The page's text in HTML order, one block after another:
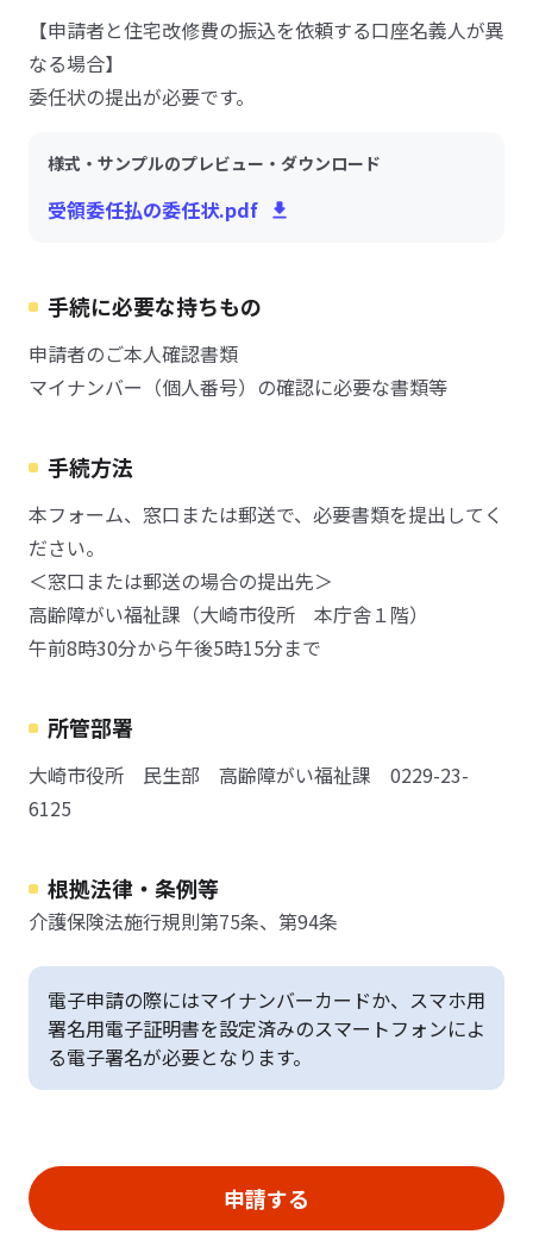
【申請者と住宅改修費の振込を依頼する口座名義人が異
なる場合】
委任状の提出が必要です。
様式・サンプルのプレビュー・ダウンロード
受領委任払の委任状.pdf
手続に必要な持ちもの
申請者のご本人確認書類
マイナンバー（個人番号）の確認に必要な書類等
手続方法
本フォーム、窓口または郵送で、必要書類を提出してく
ださい。
＜窓口または郵送の場合の提出先＞
高齢障がい福祉課（大崎市役所 本庁舎１階）
午前8時30分から午後5時15分まで
所管部署
大崎市役所 民生部 高齢障がい福祉課 0229-23-
6125
根拠法律・条例等
介護保険法施行規則第75条、第94条
電子申請の際にはマイナンバーカードか、スマホ用
署名用電子証明書を設定済みのスマートフォンによ
る電子署名が必要となります。